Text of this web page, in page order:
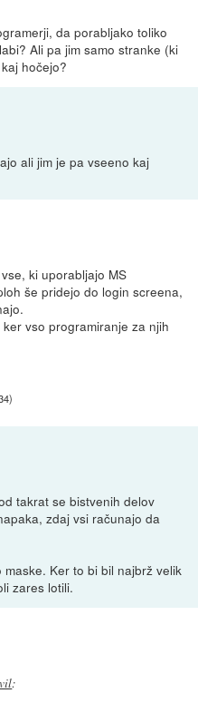
da porabljako toliko
Ali pa jim samo stranke (ki
hočejo?
ali jim je pa vseeno kaj
ki uporabljajo MS
še pridejo do login screena,
vso programiranje za njih
)
takrat se bistvenih delov
zdaj vsi računajo da
Ker to bi bil najbrž velik
zares lotili.
: